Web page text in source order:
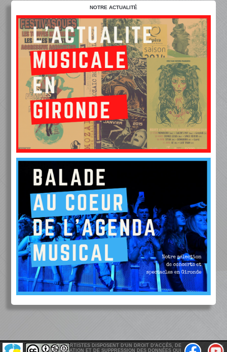
NOTRE ACTUALITÉ
LES ARTISTES DISPOSENT D'UN DROIT D'ACCÈS, DE
MODIFICATION ET DE SUPPRESSION DES DONNÉES QUI